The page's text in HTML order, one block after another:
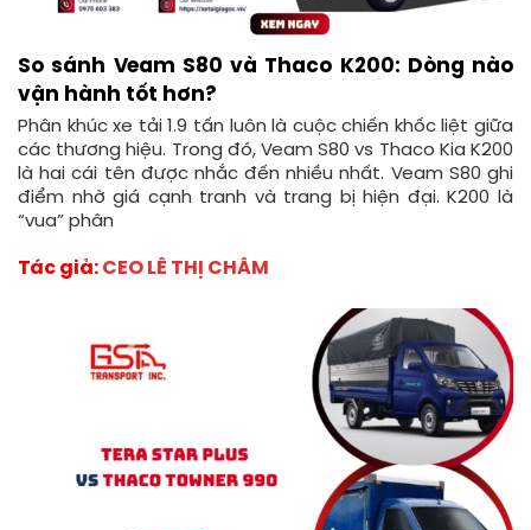
So sánh Veam S80 và Thaco K200: Dòng nào
vận hành tốt hơn?
Phân khúc xe tải 1.9 tấn luôn là cuộc chiến khốc liệt giữa
các thương hiệu. Trong đó, Veam S80 vs Thaco Kia K200
là hai cái tên được nhắc đến nhiều nhất. Veam S80 ghi
điểm nhờ giá cạnh tranh và trang bị hiện đại. K200 là
“vua” phân
Tác giả: CEO LÊ THỊ CHÂM